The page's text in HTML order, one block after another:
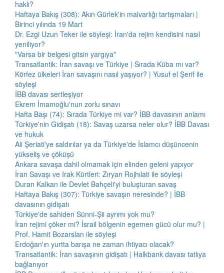
haklı?
Haftaya Bakış (308): Akın Gürlek'in malvarlığı tartışmaları |
Birinci yılında 19 Mart
Dr. Ezgi Uzun Teker ile söyleşi: İran'da rejim kendisini nasıl
yeniliyor?
"Varsa bir belgesi gitsin yargıya"
Transatlantik: İran savaşı ve Türkiye | Sırada Küba mı var?
Körfez ülkeleri İran savaşını nasıl yaşıyor? | Yusuf el Şerif ile
söyleşi
İBB davası sertleşiyor
Ekrem İmamoğlu'nun zorlu sınavı
Hafta Başı (74): Sırada Türkiye mi var? İBB davasının anlamı
Türkiye'nin Gidişatı (18): Savaş uzarsa neler olur? İBB Davası
ve hukuk
Ali Şeriati'ye saldırılar ya da Türkiye'de İslamcı düşüncenin
yükseliş ve çöküşü
Ankara savaşa dahil olmamak için elinden geleni yapıyor
İran Savaşı ve Irak Kürtleri: Zıryan Rojhılati ile söyleşi
Duran Kalkan ile Devlet Bahçeli'yi buluşturan savaş
Haftaya Bakış (307): Türkiye savaşın neresinde? | İBB
davasının gidişatı
Türkiye'de sahiden Sünni-Şii ayrımı yok mu?
İran rejimi çöker mi? İsrail bölgenin egemen gücü olur mu? |
Prof. Hamit Bozarslan ile söyleşi
Erdoğan'ın yurtta barışa ne zaman ihtiyacı olacak?
Transatlantik: İran savaşının gidişatı | Halkbank davası tatlıya
bağlanıyor